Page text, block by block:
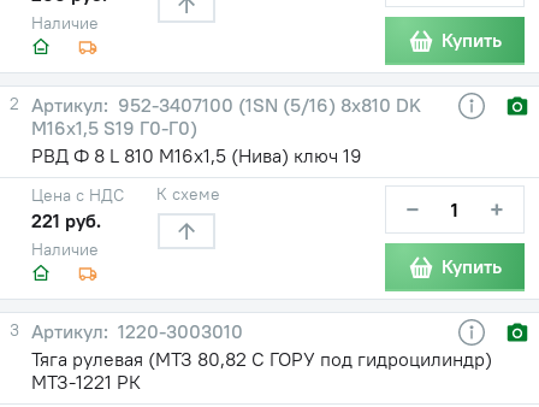
Наличие
Купить
2
952-3407100 (1SN (5/16) 8х810 DK
М16х1,5 S19 Г0-Г0)
РВД Ф 8 L 810 М16х1,5 (Нива) ключ 19
Наличие
Цена с НДС
221 руб.
К схеме − +
Купить
3
1220-3003010
Тяга рулевая (МТЗ 80,82 С ГОРУ под гидроцилиндр)
МТЗ-1221 РК